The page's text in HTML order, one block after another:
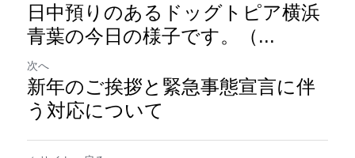
日中預りのあるドッグトピア横浜
青葉の今日の様子です。（...
次へ
新年のご挨拶と緊急事態宣言に伴
う対応について